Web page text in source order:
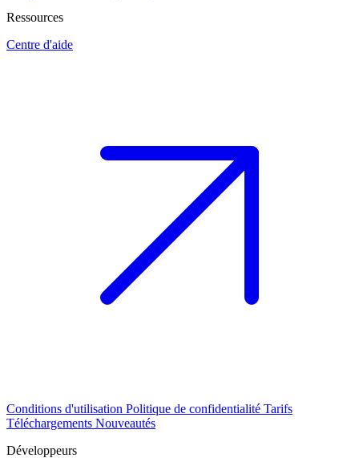
Ressources
Centre d'aide
Conditions d'utilisation Politique de confidentialité Tarifs
Téléchargements Nouveautés
Développeurs